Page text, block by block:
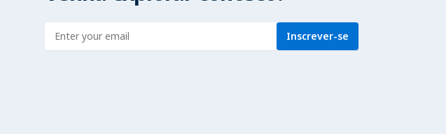
Enter address Inscrever-se